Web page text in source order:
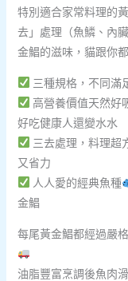
特別適合家常料理的
去」處理（魚鱗、內
金鯧的滋味，貓跟你
三種規格，不同
高營養價值天然好
好吃健康人還變水水
三去處理，料理超
又省力
人人愛的經典魚種
金鯧
每尾黃金鯧都經過嚴
油脂豐富烹調後魚肉